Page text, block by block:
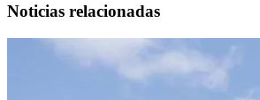
Noticias relacionadas